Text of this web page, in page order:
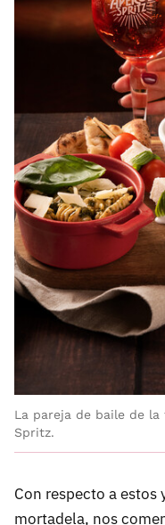
La pareja de baile de la
Spritz.
Con respecto a
mortadela, nos